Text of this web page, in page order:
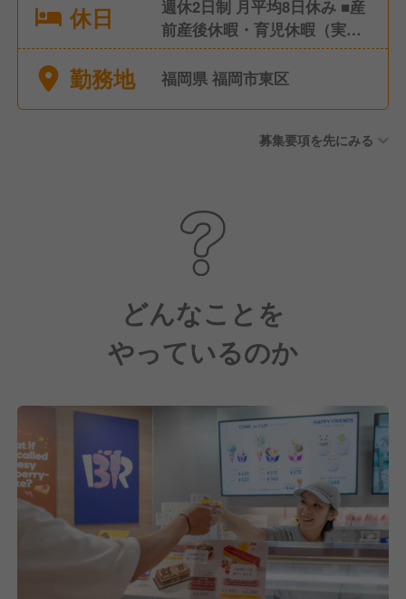
休日
週休2日制 月平均8日休み ■産
前産後休暇・育児休暇（実績
あり/女性の取得率・復帰率
100％！） ■有給休暇（取得
勤務地 福岡県 福岡市東区
募集要項を先にみる
どんなことを
やっているのか